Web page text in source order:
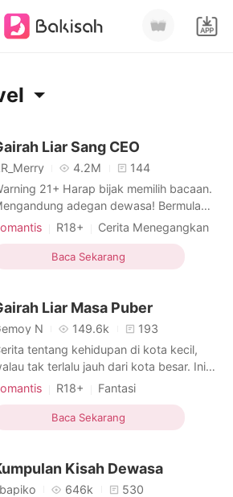
Liar Sang CEO
4.2M
144
21+ Harap bijak memilih bacaan.
adegan dewasa! Bermula
kebiasaan bergonta-ganti wanita
Aditya Syahreza menjerat seorang gadis
yang tak sengaja menjadi pemuas
dan merupakan kekasih Ad
R18+
Cerita Menegangkan
Cinta yang dipaksakan
Balas dendam
Budak seksual
CEO
Jenius
Baca Sekarang
Liar Masa Puber
N 149.6k
193
tentang kehidupan di kota kecil,
tak terlalu jauh dari kota besar. Ini
cerita tentang Kino, seorang pria yang
gerbang keperjakaannya, dan akhirnya
tumbuh sebagai lelaki matang. Pada masa
Dengan begi
R18+
Fantasi
Hubungan rahasia
Playboy
Tampan
Urban
Baca Sekarang
Kisah Dewasa
646k
530